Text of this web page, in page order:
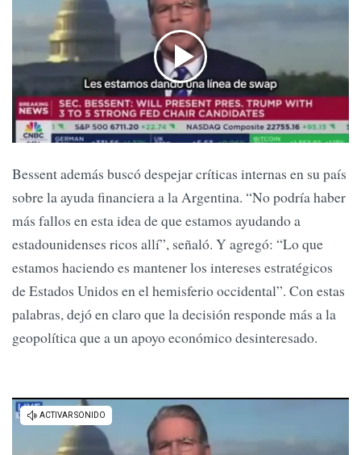
Bessent además buscó despejar críticas internas en su país
sobre la ayuda financiera a la Argentina. “No podría haber
más fallos en esta idea de que estamos ayudando a
estadounidenses ricos allí”, señaló. Y agregó: “Lo que
estamos haciendo es mantener los intereses estratégicos
de Estados Unidos en el hemisferio occidental”. Con estas
palabras, dejó en claro que la decisión responde más a la
geopolítica que a un apoyo económico desinteresado.